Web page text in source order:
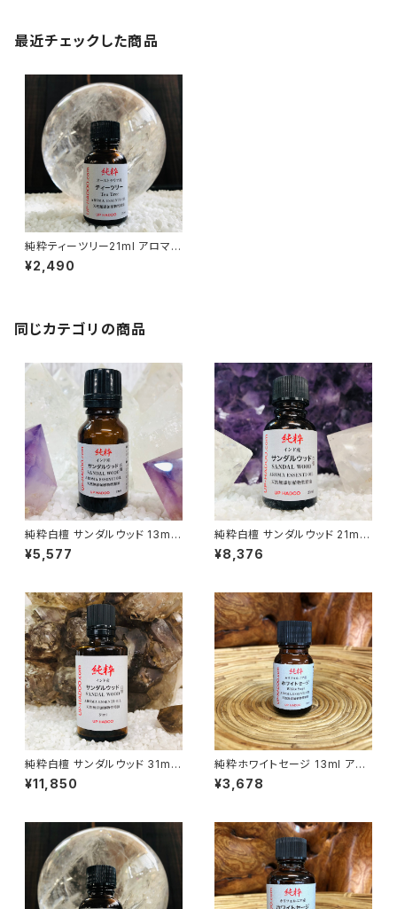
最近チェックした商品
純粋ティーツリー21ml アロマオ
イル
¥2,490
同じカテゴリの商品
純粋白檀 サンダルウッド 13ml
アロマオイル
¥5,577
純粋白檀 サンダルウッド 21ml
アロマオイル
¥8,376
純粋白檀 サンダルウッド 31ml
アロマオイル
¥11,850
純粋ホワイトセージ 13ml アロ
マオイル
¥3,678